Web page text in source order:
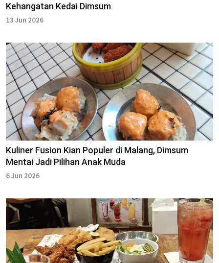
Kehangatan Kedai Dimsum
13 Jun 2026
Kuliner Fusion Kian Populer di Malang, Dimsum
Mentai Jadi Pilihan Anak Muda
6 Jun 2026